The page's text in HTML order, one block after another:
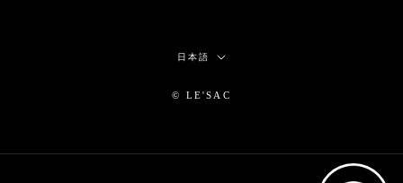
言
日本語
© LE'SAC